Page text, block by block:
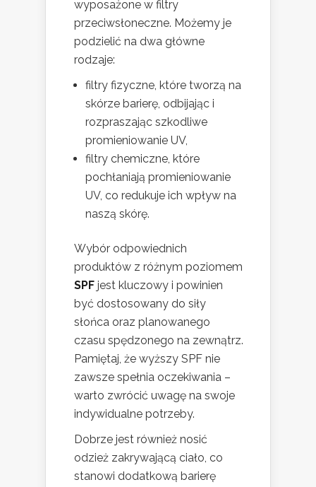
wyposażone w filtry
przeciwsłoneczne. Możemy je
podzielić na dwa główne
rodzaje:
filtry fizyczne, które tworzą na
skórze barierę, odbijając i
rozpraszając szkodliwe
promieniowanie UV,
filtry chemiczne, które
pochłaniają promieniowanie
UV, co redukuje ich wpływ na
naszą skórę.
Wybór odpowiednich
produktów z różnym poziomem
SPF jest kluczowy i powinien
być dostosowany do siły
słońca oraz planowanego
czasu spędzonego na zewnątrz.
Pamiętaj, że wyższy SPF nie
zawsze spełnia oczekiwania –
warto zwrócić uwagę na swoje
indywidualne potrzeby.
Dobrze jest również nosić
odzież zakrywającą ciało, co
stanowi dodatkową barierę